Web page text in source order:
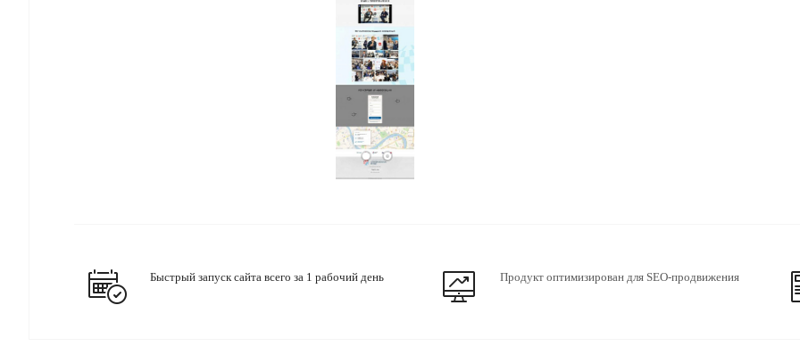
Быстрый запуск сайта всего за 1 рабочий день Продукт оптимизирован для SEO-продвижения